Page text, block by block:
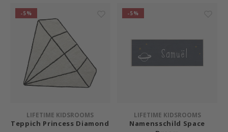
-5%
LIFETIME KIDSROOMS
Teppich Princess Diamond
-5%
LIFETIME KIDSROOMS
Namensschild Space